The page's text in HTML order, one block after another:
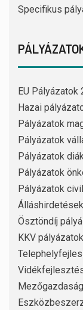
Specifikus
EU Pályázatok
Hazai
Pályázatok
Pályázatok
Pályázatok
Pályázatok
Pályázatok
Álláshirdetések
Ösztöndíj
KKV pályázatok